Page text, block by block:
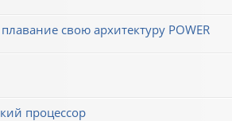
свою архитектуру POWER
процессор